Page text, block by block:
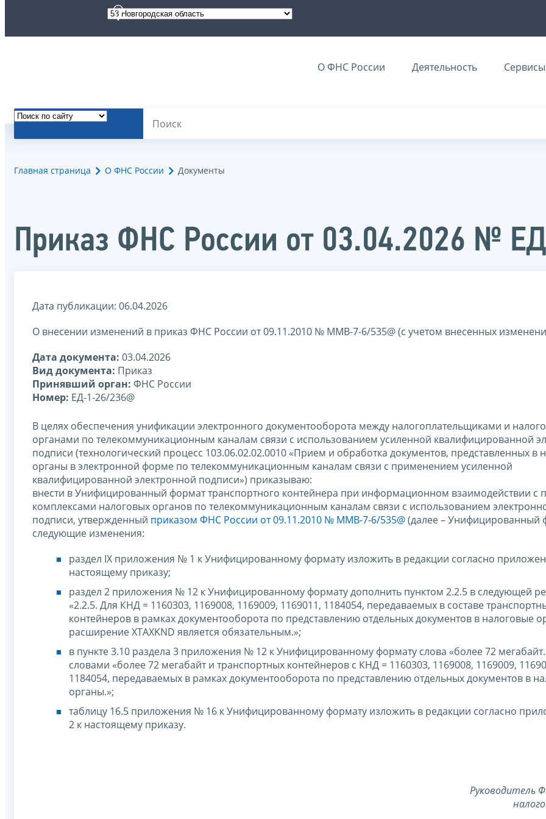
О ФНС России Деятельность Сервисы
Главная страница О ФНС России Документы
Приказ ФНС России от 03.04.2026 №
Дата публикации: 06.04.2026
О внесении изменений в приказ ФНС России от 09.11.2010 № ММВ-7-6/535@ (с учетом внесенных
Дата документа: 03.04.2026
Вид документа: Приказ
Принявший орган: ФНС России
Номер: ЕД-1-26/236@
В целях обеспечения унификации электронного документооборота между налогоплательщиками и
органами по телекоммуникационным каналам связи с использованием усиленной квалифицированной
подписи (технологический процесс 103.06.02.02.0010 «Прием и обработка документов, представленных в
органы в электронной форме по телекоммуникационным каналам связи с применением усиленной
квалифицированной электронной подписи») приказываю:
внести в Унифицированный формат транспортного контейнера при информационном взаимодействии
комплексами налоговых органов по телекоммуникационным каналам связи с использованием
подписи, утвержденный приказом ФНС России от 09.11.2010 № ММВ-7-6/535@(далее – Унифицированный
следующие изменения:
раздел IX приложения № 1 к Унифицированному формату изложить в редакции согласно
настоящему приказу;
раздел 2 приложения № 12 к Унифицированному формату дополнить пунктом 2.2.5 в следующей
«2.2.5. Для КНД = 1160303, 1169008, 1169009, 1169011, 1184054, передаваемых в составе
контейнеров в рамках документооборота по представлению отдельных документов в налоговые
расширение XTAXKND является обязательным.»;
в пункте 3.10 раздела 3 приложения № 12 к Унифицированному формату слова «более 72
словами «более 72 мегабайт и транспортных контейнеров с КНД = 1160303, 1169008, 1169009,
1184054, передаваемых в рамках документооборота по представлению отдельных документов в
органы.»;
таблицу 16.5 приложения № 16 к Унифицированному формату изложить в редакции согласно
2 к настоящему приказу.
Руководитель